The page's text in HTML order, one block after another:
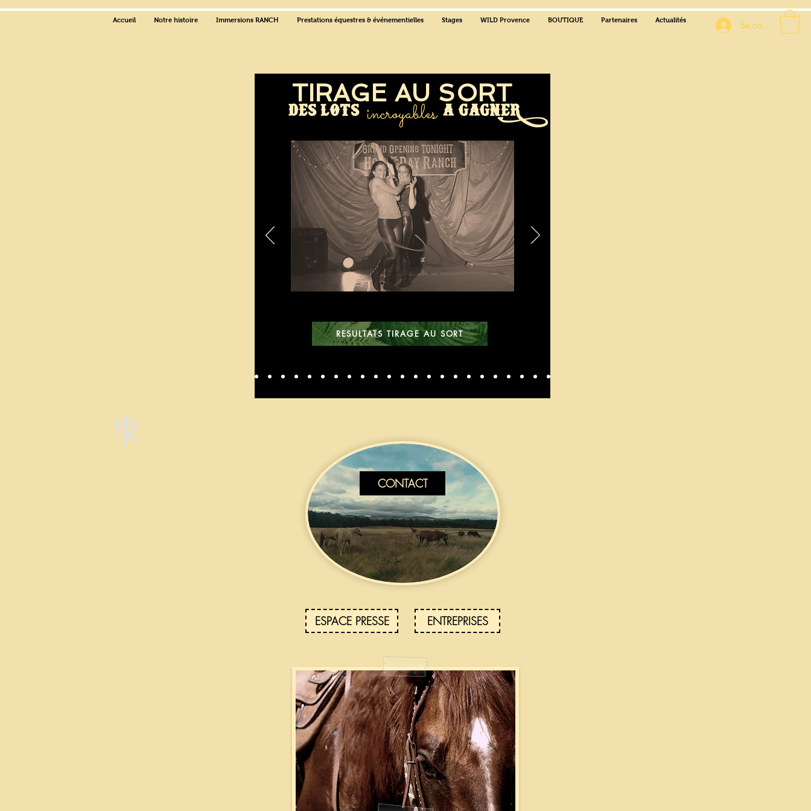
Accueil Notre histoire Immersions RANCH Prestations équestres & événementielles Stages WILD Provence BOUTIQUE Partenaires Actualités Se connecter
incroyables
TIRAGE AU SORT
des lOTS A GAGNER
RESULTATS TIRAGE AU SORT
CONTACT
ESPACE PRESSE ENTREPRISES